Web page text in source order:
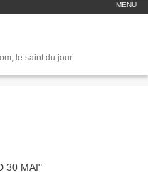
MENU
de son prénom, le saint du jour